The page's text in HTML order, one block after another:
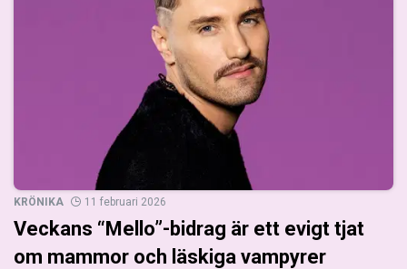
KRÖNIKA 11 februari 2026
Veckans “Mello”-bidrag är ett evigt tjat
om mammor och läskiga vampyrer